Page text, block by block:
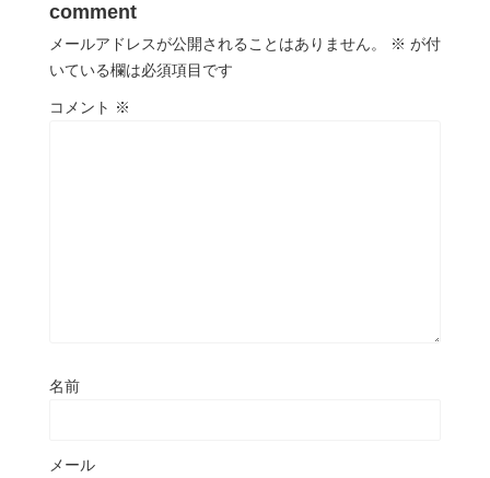
comment
メールアドレスが公開されることはありません。 ※ が付
いている欄は必須項目です
コメント ※
名前
メール